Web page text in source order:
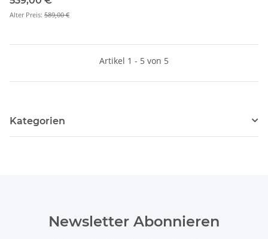
Alter Preis: 589,00 €
Artikel 1 - 5 von 5
Kategorien
Newsletter Abonnieren